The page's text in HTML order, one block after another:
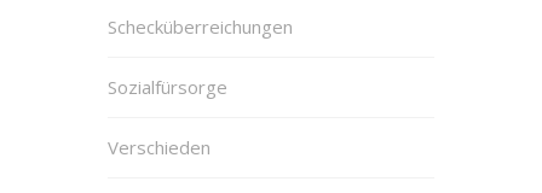
Schecküberreichungen
Sozialfürsorge
Verschieden